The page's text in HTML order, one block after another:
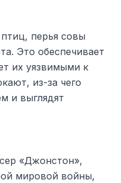
перья совы
Это обеспечивает
их уязвимыми к
из-за чего
и выглядят
«Джонстон»,
мировой войны,